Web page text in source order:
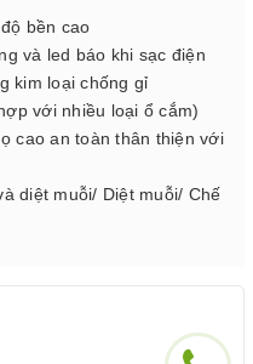
bền cao
và led báo khi sạc điện
kim loại chống gỉ
với nhiều loại ổ cắm)
cao an toàn thân thiện với
diệt muỗi/ Diệt muỗi/ Chế